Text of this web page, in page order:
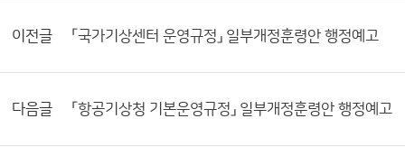
이전글 「국가기상센터 운영규정」 일부개정훈령안 행정예고
다음글 「항공기상청 기본운영규정」 일부개정훈령안 행정예고